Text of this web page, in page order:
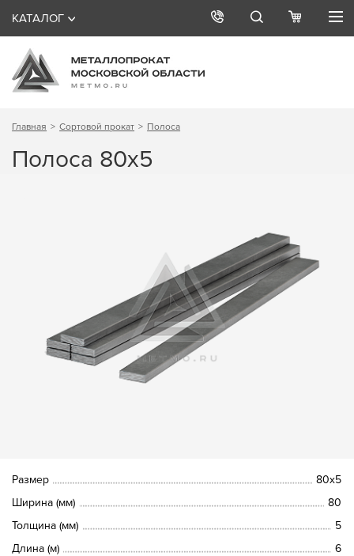
КАТАЛОГ
Главная Сортовой прокат Полоса
Полоса 80х5
Размер
80х5
Ширина (мм)
80
Толщина (мм)
5
Длина (м)
6